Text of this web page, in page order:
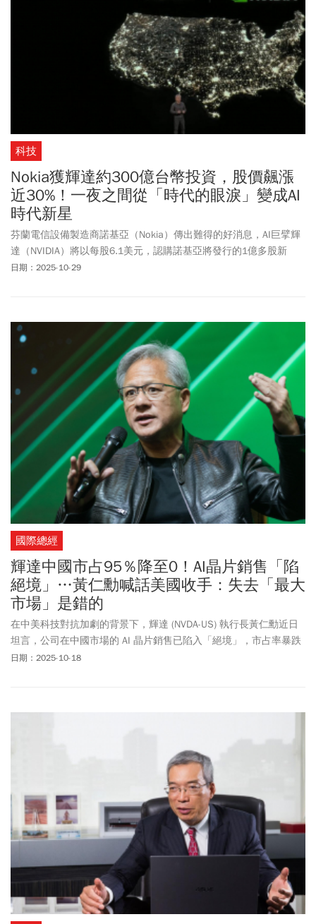
2300億美元，盤中一度觸及4.94 兆美元直逼5兆美元，今年迄今股
科技
Nokia獲輝達約300億台幣投資，股價飆漲
近30%！一夜之間從「時代的眼淚」變成AI
時代新星
芬蘭電信設備製造商諾基亞（Nokia）傳出難得的好消息，AI巨擘輝
達（NVIDIA）將以每股6.1美元，認購諾基亞將發行的1億多股新
股，總金額10億美元（約合300億台幣）。受到這項消息激勵，諾基
都在6美元以下。若觀察整個21世紀，諾基亞股價在2007年後就一
路往下，2008年跌破20美元，2010年跌破10美元，至今都未能收復
失土。
日期：2025-10-29
國際總經
輝達中國市占95％降至0！AI晶片銷售「陷
絕境」…黃仁勳喊話美國收手：失去「最大
市場」是錯的
在中美科技對抗加劇的背景下，輝達 (NVDA-US) 執行長黃仁勳近日
坦言，公司在中國市場的 AI 晶片銷售已陷入「絕境」，市占率暴跌
至 0%，並直言，美國失去中國市場是一大錯誤。
日期：2025-10-18